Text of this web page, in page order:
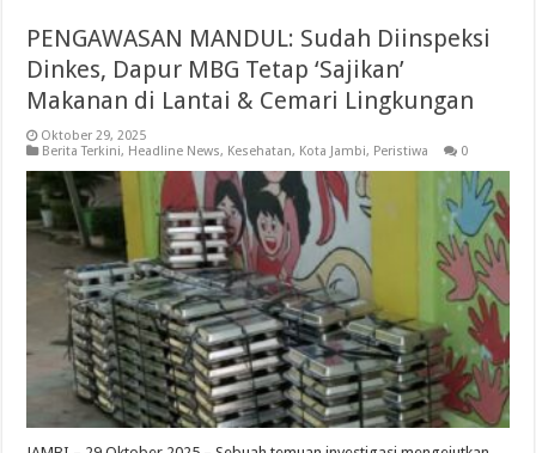
PENGAWASAN MANDUL: Sudah Diinspeksi
Dinkes, Dapur MBG Tetap ‘Sajikan’
Makanan di Lantai & Cemari Lingkungan
Oktober 29, 2025
Berita Terkini, Headline News, Kesehatan, Kota Jambi, Peristiwa 0